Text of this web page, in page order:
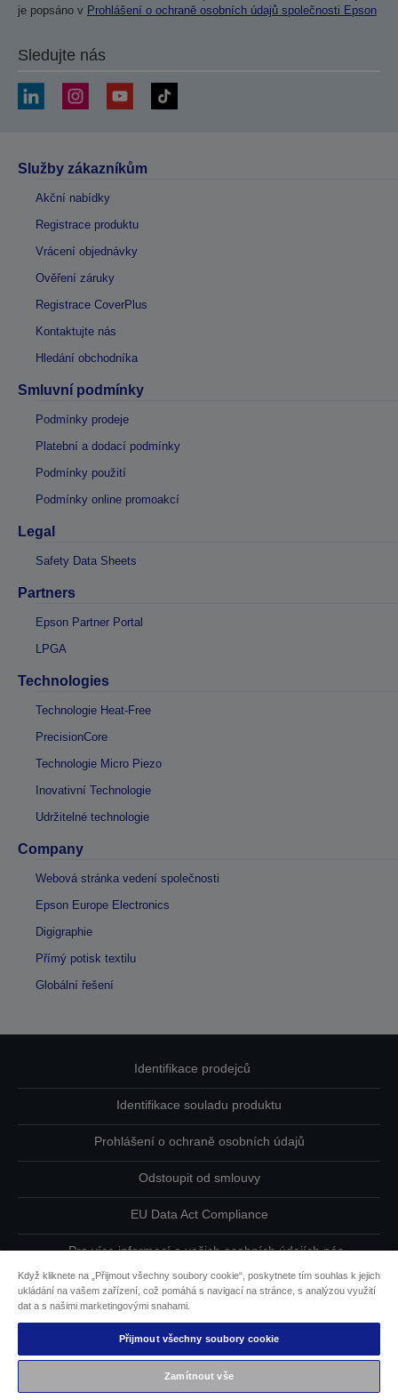
je popsáno v Prohlášení o ochraně osobních údajů společnosti Epson
Sledujte nás
Služby zákazníkům
Akční nabídky
Registrace produktu
Vrácení objednávky
Ověření záruky
Registrace CoverPlus
Kontaktujte nás
Hledání obchodníka
Smluvní podmínky
Podmínky prodeje
Platební a dodací podmínky
Podmínky použití
Podmínky online promoakcí
Legal
Safety Data Sheets
Partners
Epson Partner Portal
LPGA
Technologies
Technologie Heat-Free
PrecisionCore
Technologie Micro Piezo
Inovativní Technologie
Udržitelné technologie
Company
Webová stránka vedení společnosti
Epson Europe Electronics
Digigraphie
Přímý potisk textilu
Globální řešení
Identifikace prodejců
Identifikace souladu produktu
Prohlášení o ochraně osobních údajů
Odstoupit od smlouvy
EU Data Act Compliance
Pro více informací o vašich osobních údajích nás
Informace o souborech cookie
Závazek usnadnění přístupu společnosti Epson
Copyright © 2026 Seiko Epson
Když kliknete na „Přijmout všechny soubory cookie“, poskytnete tím souhlas k jejich
ukládání na vašem zařízení, což pomáhá s navigací na stránce, s analýzou využití
dat a s našimi marketingovými snahami.
Přijmout všechny soubory cookie
Zamítnout vše